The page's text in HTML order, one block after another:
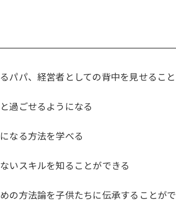
パパ、経営者としての背中を見せるこ
過ごせるようになる
なる方法を学べる
いスキルを知ることができる
の方法論を子供たちに伝承することが